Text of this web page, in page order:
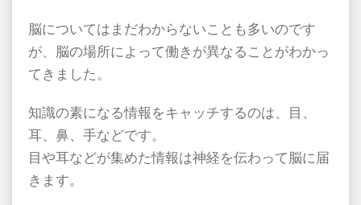
脳についてはまだわからないことも多いのです
が、脳の場所によって働きが異なることがわかっ
てきました。
知識の素になる情報をキャッチするのは、目、
耳、鼻、手などです。
目や耳などが集めた情報は神経を伝わって脳に届
きます。